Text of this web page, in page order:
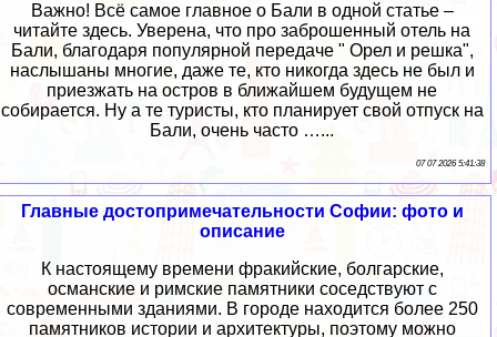
Важно! Всё самое главное о Бали в одной статье –
читайте здесь. Уверена, что про заброшенный отель на
Бали, благодаря популярной передаче " Орел и решка",
наслышаны многие, даже те, кто никогда здесь не был и
приезжать на остров в ближайшем будущем не
собирается. Ну а те туристы, кто планирует свой отпуск на
Бали, очень часто …...
07 07 2026 5:41:38
Главные достопримечательности Софии: фото и
описание
К настоящему времени фракийские, болгарские,
османские и римские памятники соседствуют с
современными зданиями. В городе находится более 250
памятников истории и архитектуры, поэтому можно